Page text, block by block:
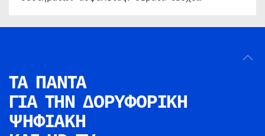
ΤΑ ΠΑΝΤΑ
ΓΙΑ ΤΗΝ ΔΟΡΥΦΟΡΙΚΗ
ΨΗΦΙΑΚΗ